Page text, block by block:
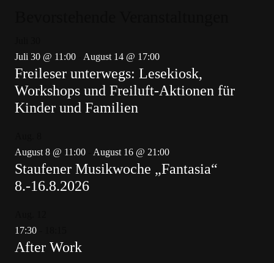
Juli 30 @ 11:00
August 14 @ 17:00
Freileser unterwegs: Lesekiosk,
Workshops und Freiluft-Aktionen für
Kinder und Familien
August 8 @ 11:00
August 16 @ 21:00
Staufener Musikwoche „Fantasia“
8.-16.8.2026
17:30
After Work